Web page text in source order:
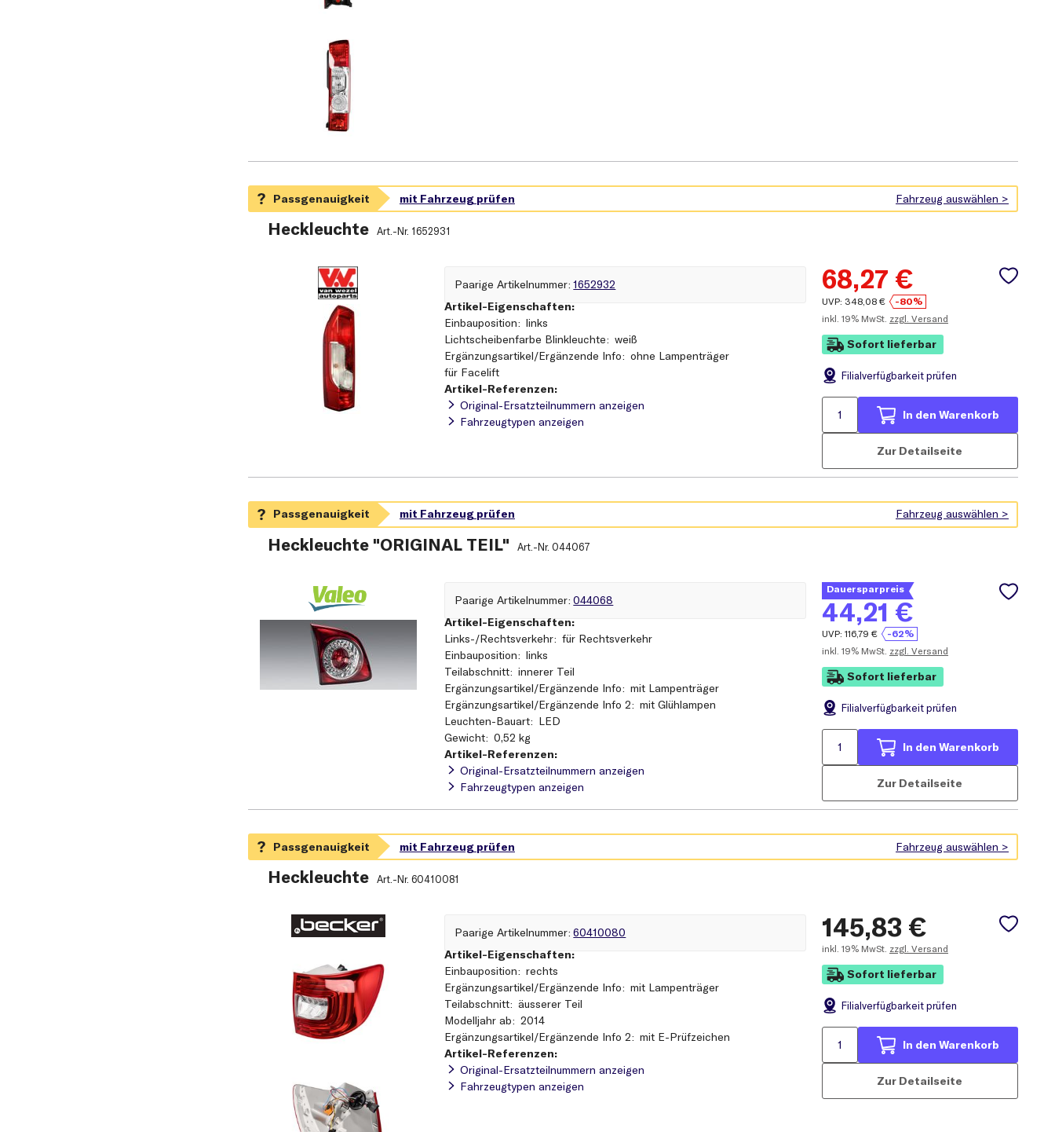
Heckleuchte Art.-Nr. 1652931
68,27 €
UVP: 348,08€
-80%
inkl. 19% MwSt. zzgl. Versand
Sofort lieferbar
Filialverfügbarkeit prüfen
In den Warenkorb
Zur Detailseite
paarige Artikelnummer 1652932
Artikel-Eigenschaften:
Einbauposition links
Lichtscheibenfarbe Blinkleuchte weiß
Ergänzungsartikel/Ergänzende Info ohne Lampenträger
für Facelift
Artikel-Referenzen:
Original-Ersatzteilnummern anzeigen
Fahrzeugtypen anzeigen
Heckleuchte "ORIGINAL TEIL" Art.-Nr. 044067
Dauersparpreis
44,21 €
UVP: 116,79 €
-62%
inkl. 19% MwSt. zzgl. Versand
Sofort lieferbar
Filialverfügbarkeit prüfen
In den Warenkorb
Zur Detailseite
paarige Artikelnummer 044068
Artikel-Eigenschaften:
Links-/Rechtsverkehr für Rechtsverkehr
Einbauposition links
Teilabschnitt innerer Teil
Ergänzungsartikel/Ergänzende Info mit Lampenträger
Ergänzungsartikel/Ergänzende Info 2 mit Glühlampen
Leuchten-Bauart LED
Gewicht 0,52 kg
Artikel-Referenzen:
Original-Ersatzteilnummern anzeigen
Fahrzeugtypen anzeigen
Heckleuchte Art.-Nr. 60410081
145,83 €
inkl. 19% MwSt. zzgl. Versand
Sofort lieferbar
Filialverfügbarkeit prüfen
In den Warenkorb
Zur Detailseite
paarige Artikelnummer 60410080
Artikel-Eigenschaften:
Einbauposition rechts
Ergänzungsartikel/Ergänzende Info mit Lampenträger
Teilabschnitt äusserer Teil
Modelljahr ab 2014
Ergänzungsartikel/Ergänzende Info 2 mit E-Prüfzeichen
Artikel-Referenzen:
Original-Ersatzteilnummern anzeigen
Fahrzeugtypen anzeigen